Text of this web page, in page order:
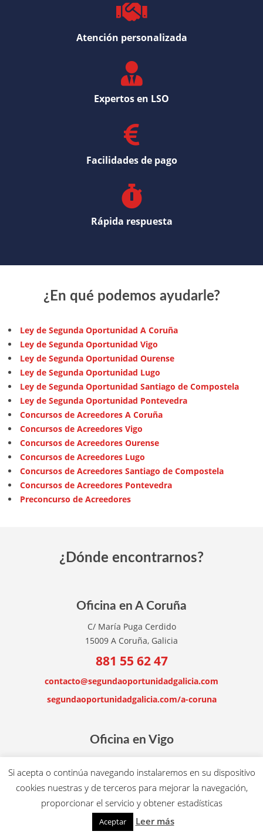
Atención personalizada
Expertos en LSO
Facilidades de pago
Rápida respuesta
¿En qué podemos ayudarle?
Ley de Segunda Oportunidad A Coruña
Ley de Segunda Oportunidad Vigo
Ley de Segunda Oportunidad Ourense
Ley de Segunda Oportunidad Lugo
Ley de Segunda Oportunidad Santiago de Compostela
Ley de Segunda Oportunidad Pontevedra
Concursos de Acreedores A Coruña
Concursos de Acreedores Vigo
Concursos de Acreedores Ourense
Concursos de Acreedores Lugo
Concursos de Acreedores Santiago de Compostela
Concursos de Acreedores Pontevedra
Preconcurso de Acreedores
¿Dónde encontrarnos?
Oficina en A Coruña
C/ María Puga Cerdido
15009 A Coruña, Galicia
881 55 62 47
contacto@segundaoportunidadgalicia.com
segundaoportunidadgalicia.com/a-coruna
Oficina en Vigo
36201 Vigo, Pontevedra
986 12 31 79
contacto@segundaoportunidadgalicia.com
segundaoportunidadgalicia.com/vigo
Si acepta o continúa navegando instalaremos en su dispositivo
cookies nuestras y de terceros para mejorar la navegación,
proporcionar el servicio y obtener estadísticas
Aceptar Leer más